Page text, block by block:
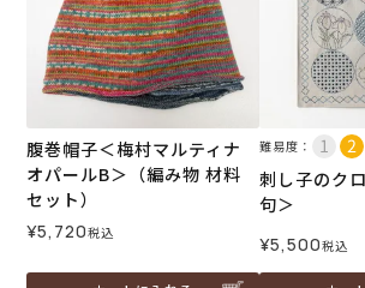
腹巻帽子＜梅村マルティナ
オパールB＞（編み物 材料
セット）
¥5,720税込
難易度：
刺し子のク
句＞
¥5,500税込